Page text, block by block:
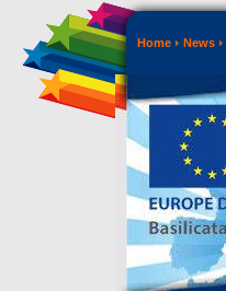
Home News